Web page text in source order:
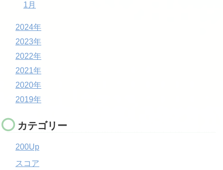
1月
2024年
2023年
2022年
2021年
2020年
2019年
カテゴリー
200Up
スコア